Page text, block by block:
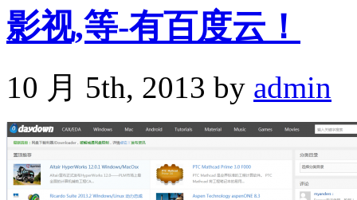
影视,等-有百度云！
10 月 5th, 2013 by admin